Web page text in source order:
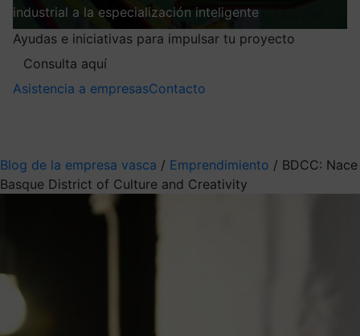
industrial a la especialización inteligente
Ayudas e iniciativas para impulsar tu proyecto
Consulta aquí
Asistencia a empresasContacto
Blog de la empresa vasca / Emprendimiento / BDCC: Nace
Basque District of Culture and Creativity